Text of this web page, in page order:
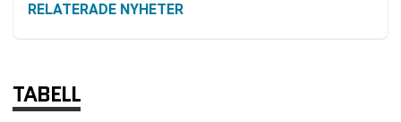
RELATERADE NYHETER
TABELL